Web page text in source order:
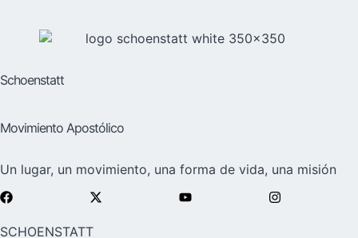
Schoenstatt
Movimiento Apostólico
Un lugar, un movimiento, una forma de vida, una misión
SCHOENSTATT